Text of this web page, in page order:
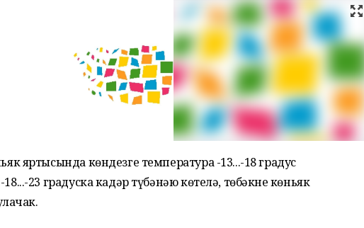
яртысында көндезге температура -13...-18 градус
23 градуска кадәр түбәнәю көтелә, төбәкнең көньяк